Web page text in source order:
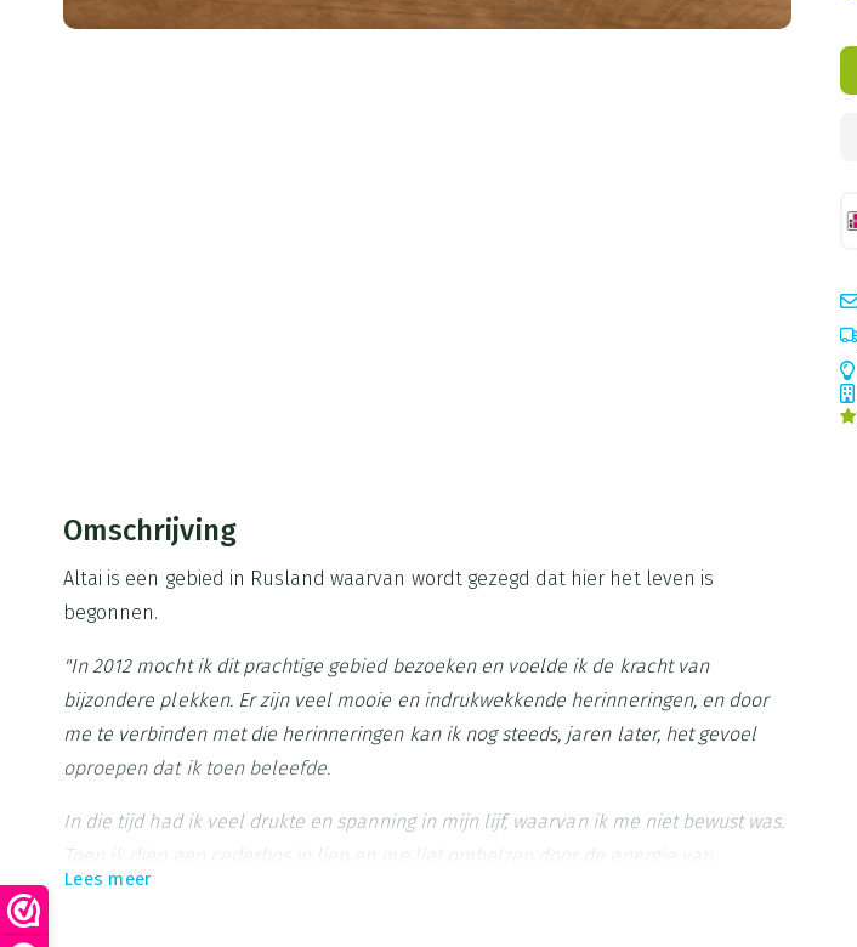
Omschrijving
Altai is een gebied in Rusland waarvan wordt gezegd dat hier het leven is
begonnen.
"In 2012 mocht ik dit prachtige gebied bezoeken en voelde ik de kracht van
bijzondere plekken. Er zijn veel mooie en indrukwekkende herinneringen, en door
me te verbinden met die herinneringen kan ik nog steeds, jaren later, het gevoel
oproepen dat ik toen beleefde.
In die tijd had ik veel drukte en spanning in mijn lijf, waarvan ik me niet bewust was.
Toen ik diep een cederbos in liep en me liet omhelzen door de energie van
eeuwenoude bomen, werd ik stil, kalm en rustig. Er viel letterlijk een heel leven van
Lees meer